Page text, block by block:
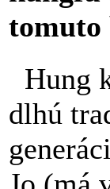
tomuto
Hung
dlhú